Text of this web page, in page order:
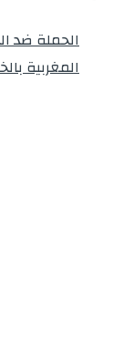
الحملة ضد
المغربية